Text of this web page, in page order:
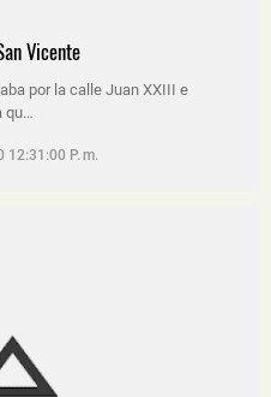
Vicente
por la calle Juan XXIII e
qu…
P. M.